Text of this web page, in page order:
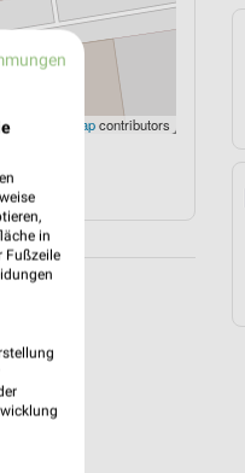
OpenStreetMapcontributors
in
Fußzeile